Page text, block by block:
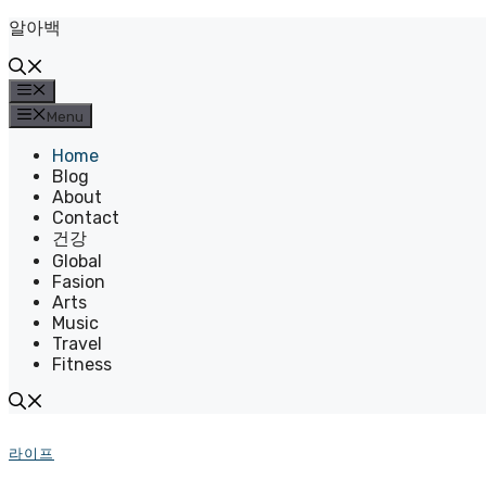
Skip
content
알아백
Menu
Home
Blog
About
Contact
건강
Global
Fasion
Arts
Music
Travel
Fitness
라이프